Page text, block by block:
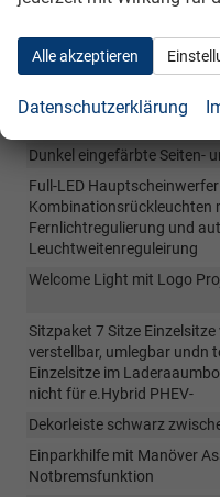
Dachreling in schwarz
Dunkel eingefärbte Seiten-
Full-LED
Kombinationsrückleuchten
Fernlichtregulierung und
Leuchtweitenreguleirung
Welcome Light mit Logo
Sitzpaket 7 Sitze
verstellbar, umlegbar undn
Einzelsitze im
nicht für e.Hybrid PHEV-
Dekorleiste schwarz
Einparkhilfe mit Manöver
Notbremsfunktion
Alle akzeptieren
Datenschutzerklärung